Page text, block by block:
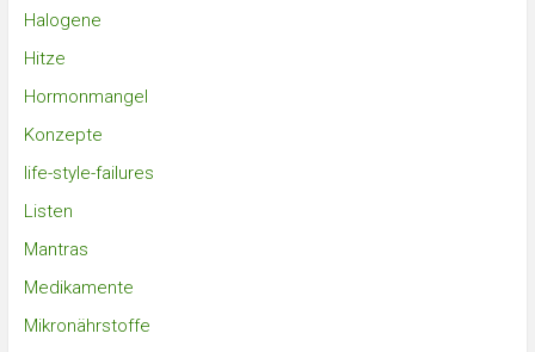
Halogene
Hitze
Hormonmangel
Konzepte
life-style-failures
Listen
Mantras
Medikamente
Mikronährstoffe